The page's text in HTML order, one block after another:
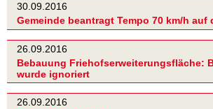
30.09.2016
Gemeinde beantragt Tempo 70 km/h auf
26.09.2016
Bebauung Friehofserweiterungsfläche:
wurde ignoriert
26.09.2016